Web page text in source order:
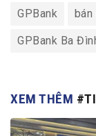
GPBank
GPBank Ba
XEM THÊM